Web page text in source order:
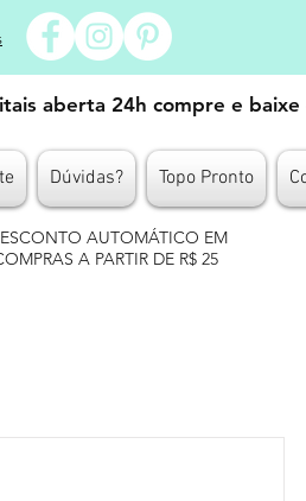
aberta 24h compre e
Dúvidas? Topo Pronto
AUTOMÁTICO EM
A PARTIR DE R$ 25